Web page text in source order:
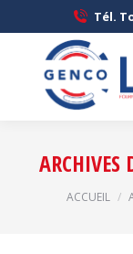
Tél.
ARCHIVES
Vous êtes
ACCUEIL